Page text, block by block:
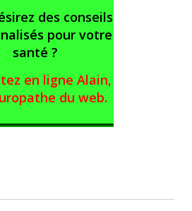
des conseils
pour votre
santé ?
en ligne Alain,
du web.